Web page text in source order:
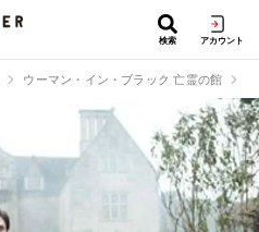
検索 アカウント
ウーマン・イン・ブラック 亡霊の館